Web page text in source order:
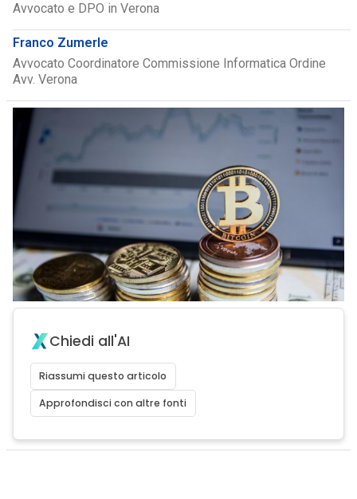
Avvocato e DPO in Verona
Franco Zumerle
Avvocato Coordinatore Commissione Informatica Ordine
Avv. Verona
Chiedi all'AI
Riassumi questo articolo
Approfondisci con altre fonti